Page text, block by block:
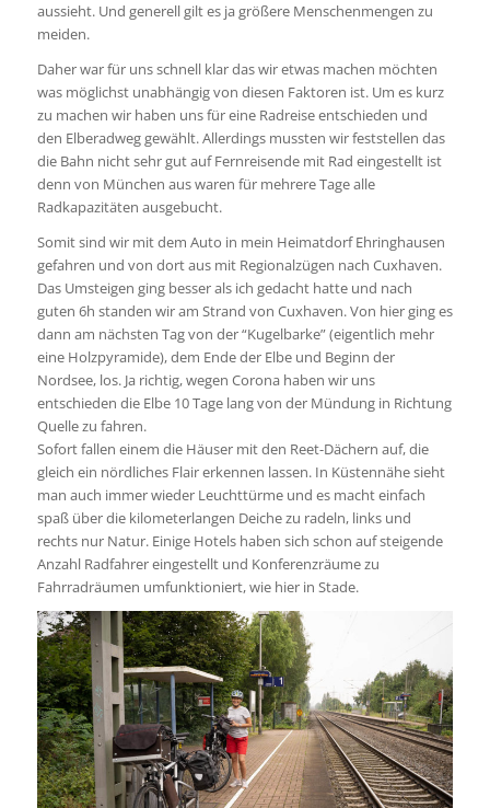
aussieht. Und generell gilt es ja größere Menschenmengen zu
meiden.
Daher war für uns schnell klar das wir etwas machen möchten
was möglichst unabhängig von diesen Faktoren ist. Um es kurz
zu machen wir haben uns für eine Radreise entschieden und
den Elberadweg gewählt. Allerdings mussten wir feststellen das
die Bahn nicht sehr gut auf Fernreisende mit Rad eingestellt ist
denn von München aus waren für mehrere Tage alle
Radkapazitäten ausgebucht.
Somit sind wir mit dem Auto in mein Heimatdorf Ehringhausen
gefahren und von dort aus mit Regionalzügen nach Cuxhaven.
Das Umsteigen ging besser als ich gedacht hatte und nach
guten 6h standen wir am Strand von Cuxhaven. Von hier ging es
dann am nächsten Tag von der “Kugelbarke” (eigentlich mehr
eine Holzpyramide), dem Ende der Elbe und Beginn der
Nordsee, los. Ja richtig, wegen Corona haben wir uns
entschieden die Elbe 10 Tage lang von der Mündung in Richtung
Quelle zu fahren.
Sofort fallen einem die Häuser mit den Reet-Dächern auf, die
gleich ein nördliches Flair erkennen lassen. In Küstennähe sieht
man auch immer wieder Leuchttürme und es macht einfach
spaß über die kilometerlangen Deiche zu radeln, links und
rechts nur Natur. Einige Hotels haben sich schon auf steigende
Anzahl Radfahrer eingestellt und Konferenzräume zu
Fahrradräumen umfunktioniert, wie hier in Stade.